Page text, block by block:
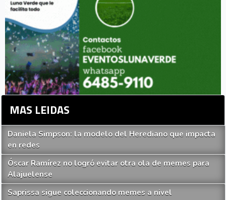
MAS LEIDAS
Daniela Simpson: la modelo del Herediano que impacta
en redes
Óscar Ramírez no logró evitar otra ola de memes para
Alajuelense
Saprissa sigue coleccionando memes a nivel